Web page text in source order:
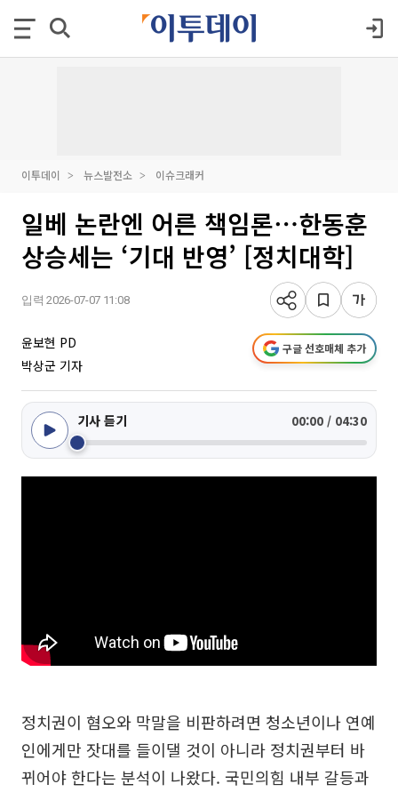
이투데이 뉴스발전소 이슈크래커
일베 논란엔 어른 책임론⋯한동훈
상승세는 ‘기대 반영’ [정치대학]
입력 2026-07-07 11:08
윤보현 PD
박상군 기자
구글 선호매체 추가
기사 듣기 00:00 / 04:30
정치권이 혐오와 막말을 비판하려면 청소년이나 연예
인에게만 잣대를 들이댈 것이 아니라 정치권부터 바
뀌어야 한다는 분석이 나왔다. 국민의힘 내부 갈등과